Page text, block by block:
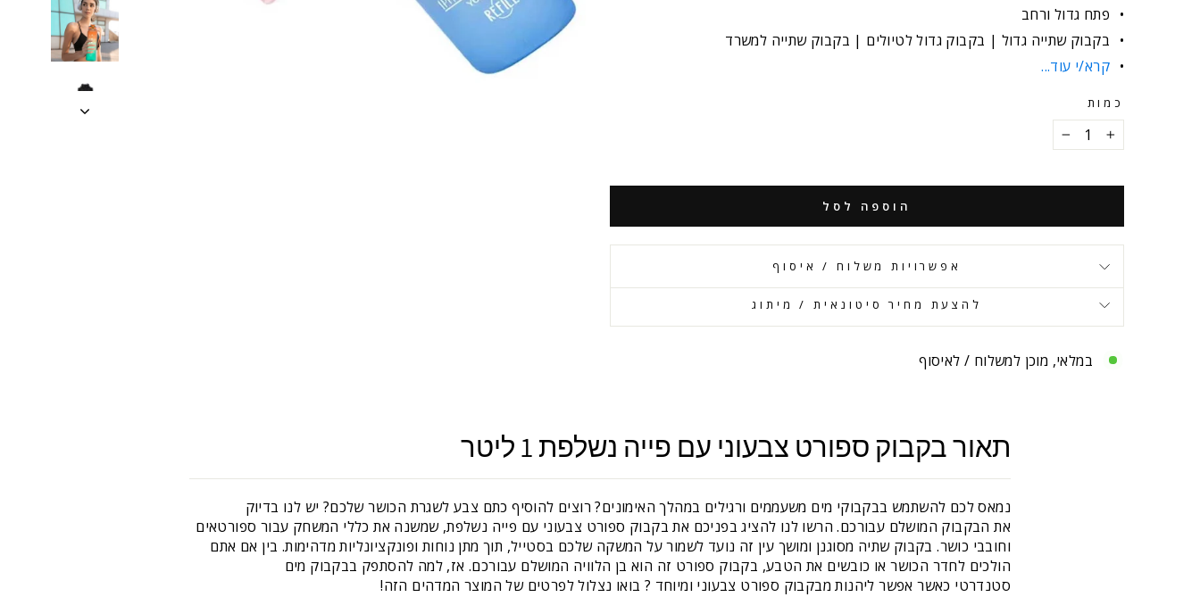
פתח גדול ורחב
בקבוק שתייה גדול | בקבוק גדול לטיולים | בקבוק שתייה למשרד
קרא/י עוד...
כמות
− +
הוספה לסל
אפשרויות משלוח / איסוף
להצעת מחיר סיטונאית / מיתוג
במלאי, מוכן למשלוח / לאיסוף
תאור בקבוק ספורט צבעוני עם פייה נשלפת 1 ליטר
נמאס לכם להשתמש בבקבוקי מים משעממים ורגילים במהלך האימונים? רוצים להוסיף כתם צבע לשגרת הכושר שלכם? יש לנו בדיוק
את הבקבוק המושלם עבורכם. הרשו לנו להציג בפניכם את בקבוק ספורט צבעוני עם פייה נשלפת, שמשנה את כללי המשחק עבור ספורטאים
וחובבי כושר. בקבוק שתיה מסוגנן ומושך עין זה נועד לשמור על המשקה שלכם בסטייל, תוך מתן נוחות ופונקציונליות מדהימות. בין אם אתם
הולכים לחדר הכושר או כובשים את הטבע, בקבוק ספורט זה הוא בן הלוויה המושלם עבורכם. אז, למה להסתפק בבקבוק מים
סטנדרטי כאשר אפשר ליהנות מבקבוק ספורט צבעוני ומיוחד ? בואו נצלול לפרטים של המוצר המדהים הזה!